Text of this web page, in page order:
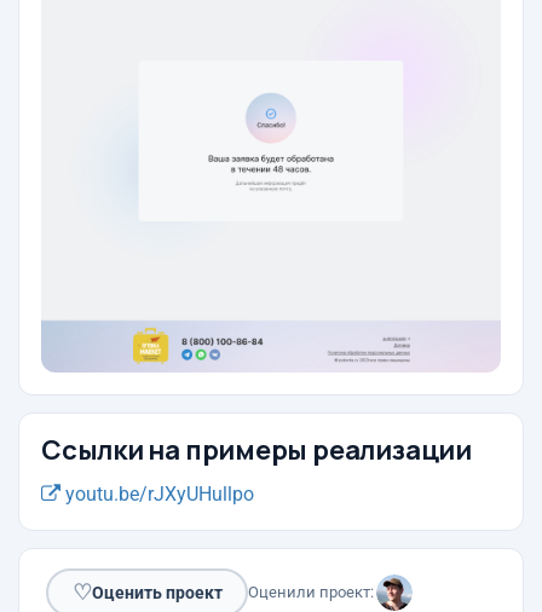
Ссылки на примеры реализации
youtu.be/rJXyUHullpo
♡Оценить проект Оценили проект: